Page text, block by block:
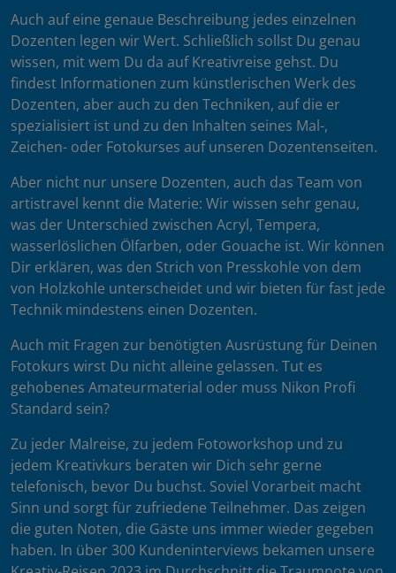
Auch auf eine genaue Beschreibung jedes einzelnen
Dozenten legen wir Wert. Schließlich sollst Du genau
wissen, mit wem Du da auf Kreativreise gehst. Du
findest Informationen zum künstlerischen Werk des
Dozenten, aber auch zu den Techniken, auf die er
spezialisiert ist und zu den Inhalten seines Mal-,
Zeichen- oder Fotokurses auf unseren Dozentenseiten.
Aber nicht nur unsere Dozenten, auch das Team von
artistravel kennt die Materie: Wir wissen sehr genau,
was der Unterschied zwischen Acryl, Tempera,
wasserlöslichen Ölfarben, oder Gouache ist. Wir können
Dir erklären, was den Strich von Presskohle von dem
von Holzkohle unterscheidet und wir bieten für fast jede
Technik mindestens einen Dozenten.
Auch mit Fragen zur benötigten Ausrüstung für Deinen
Fotokurs wirst Du nicht alleine gelassen. Tut es
gehobenes Amateurmaterial oder muss Nikon Profi
Standard sein?
Zu jeder Malreise, zu jedem Fotoworkshop und zu
jedem Kreativkurs beraten wir Dich sehr gerne
telefonisch, bevor Du buchst. Soviel Vorarbeit macht
Sinn und sorgt für zufriedene Teilnehmer. Das zeigen
die guten Noten, die Gäste uns immer wieder gegeben
haben. In über 300 Kundeninterviews bekamen unsere